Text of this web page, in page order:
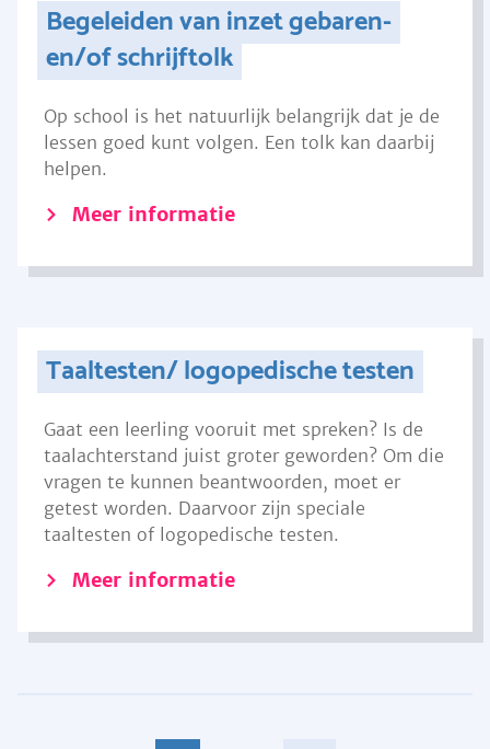
Begeleiden van inzet gebaren-
en/of schrijftolk
Op school is het natuurlijk belangrijk dat je de
lessen goed kunt volgen. Een tolk kan daarbij
helpen.
Meer informatie
Taaltesten/ logopedische testen
Gaat een leerling vooruit met spreken? Is de
taalachterstand juist groter geworden? Om die
vragen te kunnen beantwoorden, moet er
getest worden. Daarvoor zijn speciale
taaltesten of logopedische testen.
Meer informatie